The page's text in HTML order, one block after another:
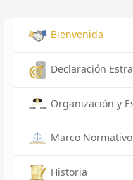
Bienvenida
Declaración
Organización y
Marco Normativo
Historia